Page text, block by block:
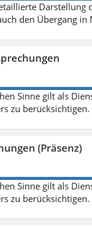
den Übergang in
Sinne gilt als
zu berücksichtigen.
(Präsenz)
Sinne gilt als
zu berücksichtigen.